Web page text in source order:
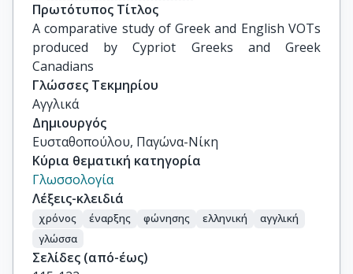
Πρωτότυπος Τίτλος
A comparative study of Greek and English VOTs
produced by Cypriot Greeks and Greek
Canadians
Γλώσσες Τεκμηρίου
Αγγλικά
Δημιουργός
Ευσταθοπούλου, Παγώνα-Νίκη
Κύρια θεματική κατηγορία
Γλωσσολογία
Λέξεις-κλειδιά
χρόνος έναρξης φώνησης ελληνική
αγγλική
γλώσσα
Σελίδες (από-έως)